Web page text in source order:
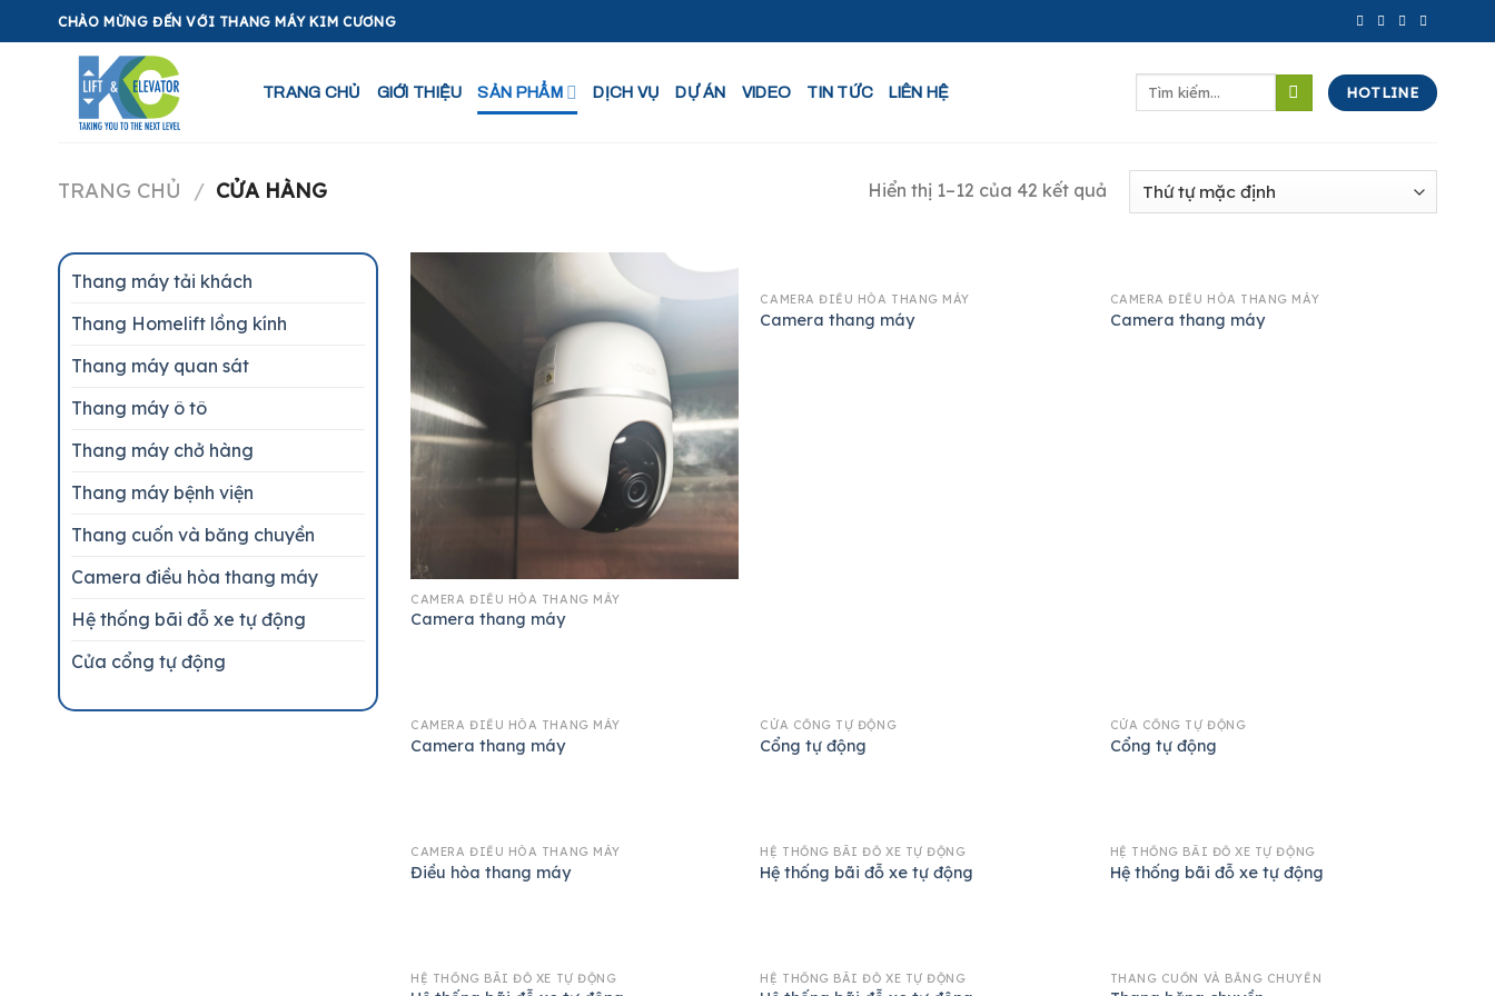
to
CHÀO MỪNG ĐẾN VỚI THANG MÁY KIM CƯƠNG
TRANG CHỦ GIỚI THIỆU SẢN PHẨM DỊCH VỤ DỰ ÁN VIDEO TIN TỨC LIÊN HỆ
Tìm
HOTLINE
TRANG CHỦ / CỬA HÀNG Hiển thị 1–12 của 42 kết quả
Thang máy tải khách
Thang Homelift lồng kính
Thang máy quan sát
Thang máy ô tô
Thang máy chở hàng
Thang máy bệnh viện
Thang cuốn và băng chuyền
Camera điều hòa thang máy
Hệ thống bãi đỗ xe tự động
Cửa cổng tự động
CAMERA ĐIỀU HÒA THANG MÁY
Camera thang máy
CAMERA ĐIỀU HÒA THANG MÁY
Camera thang máy
CAMERA ĐIỀU HÒA THANG MÁY
Camera thang máy
CAMERA ĐIỀU HÒA THANG MÁY
Camera thang máy
CỬA CỔNG TỰ ĐỘNG
Cổng tự động
CỬA CỔNG TỰ ĐỘNG
Cổng tự động
CAMERA ĐIỀU HÒA THANG MÁY
Điều hòa thang máy
HỆ THỐNG BÃI ĐỖ XE TỰ ĐỘNG
Hệ thống bãi đỗ xe tự động
HỆ THỐNG BÃI ĐỖ XE TỰ ĐỘNG
Hệ thống bãi đỗ xe tự động
HỆ THỐNG BÃI ĐỖ XE TỰ ĐỘNG HỆ THỐNG BÃI ĐỖ XE TỰ ĐỘNG THANG CUỐN VÀ BĂNG CHUYỀN